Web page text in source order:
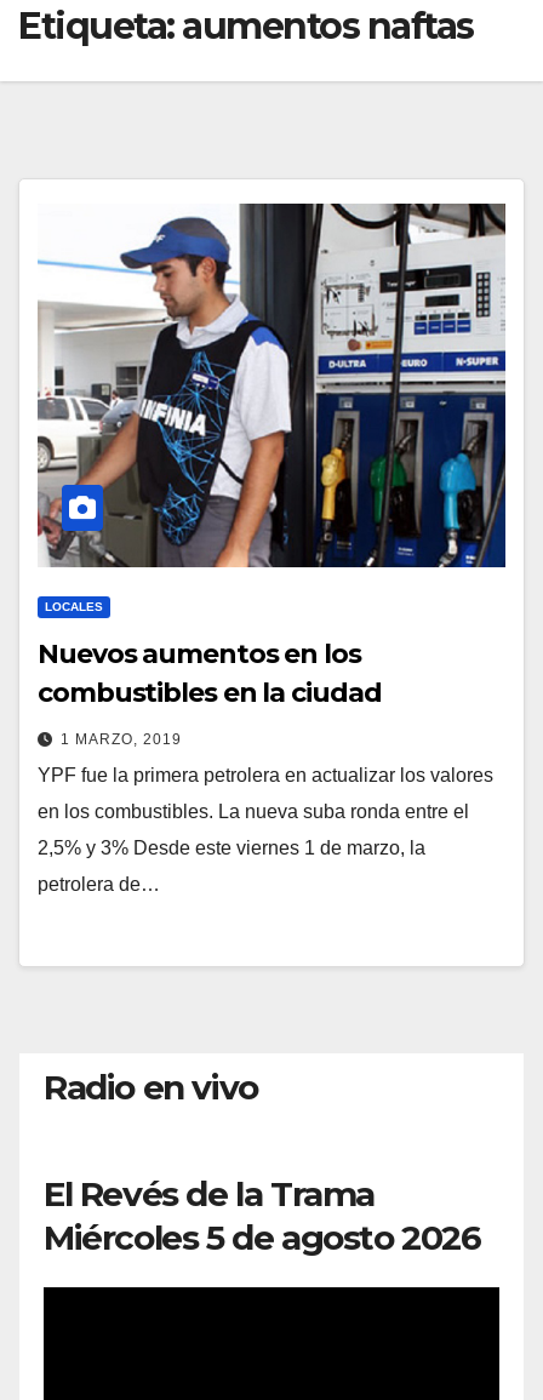
Etiqueta:aumentos naftas
LOCALES
Nuevos aumentos en los
combustibles en la ciudad
1 MARZO, 2019
YPF fue la primera petrolera en actualizar los valores
en los combustibles. La nueva suba ronda entre el
2,5% y 3% Desde este viernes 1 de marzo, la
petrolera de…
Radio en vivo
El Revés de la Trama
Miércoles 5 de agosto 2026